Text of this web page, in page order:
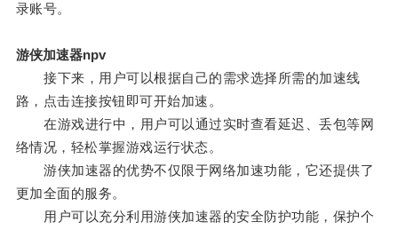
录账号。
游侠加速器npv
接下来，用户可以根据自己的需求选择所需的加速线
路，点击连接按钮即可开始加速。
在游戏进行中，用户可以通过实时查看延迟、丢包等网
络情况，轻松掌握游戏运行状态。
游侠加速器的优势不仅限于网络加速功能，它还提供了
更加全面的服务。
用户可以充分利用游侠加速器的安全防护功能，保护个